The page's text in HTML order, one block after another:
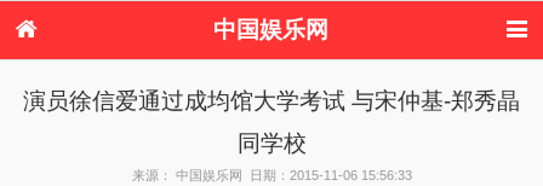
中国娱乐网
港台娱乐
日本娱乐 韩国娱乐
欧美娱乐
音乐新闻 影视新闻
港台明星八卦
日本韩国明星
欧美明星八卦
演员徐信爱通过成均馆大学考试 与宋仲基-郑秀晶
同学校
来源： 中国娱乐网 日期：2015-11-06 15:56:33